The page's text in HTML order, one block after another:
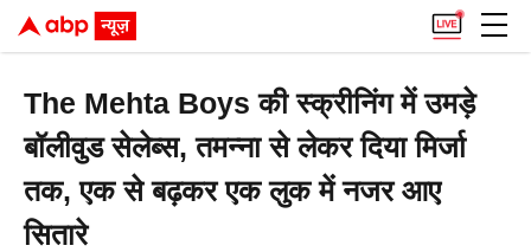
The Mehta Boys की स्क्रीनिंग में उमड़े
बॉलीवुड सेलेब्स, तमन्ना से लेकर दिया मिर्जा
तक, एक से बढ़कर एक लुक में नजर आए
सितारे